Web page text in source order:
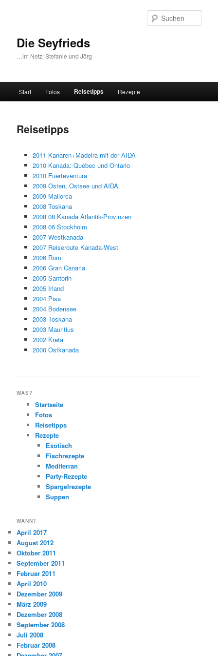
Die Seyfrieds
…im Netz: Stefanie und Jörg
Start Fotos Reisetipps Rezepte
Reisetipps
2011 Kanaren+Madeira mit der AIDA
2010 Kanada: Quebec und Ontario
2010 Fuerteventura
2009 Osten, Ostsee und AIDA
2009 Mallorca
2008 Toskana
2008 08 Kanada Atlantik-Provinzen
2008 06 Stockholm
2007 Westkanada
2007 Reiseroute Kanada-West
2006 Rom
2006 Gran Canaria
2005 Santorin
2005 Irland
2004 Pisa
2004 Bodensee
2003 Toskana
2003 Mauritius
2002 Kreta
2000 Ostkanada
WAS?
Startseite
Fotos
Reisetipps
Rezepte
Exotisch
Fischrezepte
Mediterran
Party-Rezepte
Spargelrezepte
Suppen
WANN?
April 2017
August 2012
Oktober 2011
September 2011
Februar 2011
April 2010
Dezember 2009
März 2009
Dezember 2008
September 2008
Juli 2008
Februar 2008